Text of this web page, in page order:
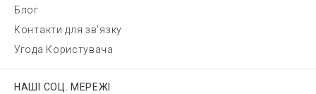
Блог
Контакти для зв'язку
Угода Користувача
НАШІ СОЦ. МЕРЕЖІ